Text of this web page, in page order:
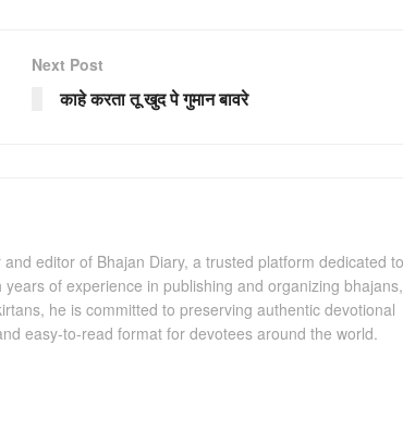
Next Post
काहे करता तू खुद पे गुमान बावरे
editor of Bhajan Diary, a trusted platform dedicated to
of experience in publishing and organizing bhajans,
he is committed to preserving authentic devotional
easy-to-read format for devotees around the world.